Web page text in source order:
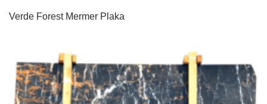
Verde Forest Mermer Plaka